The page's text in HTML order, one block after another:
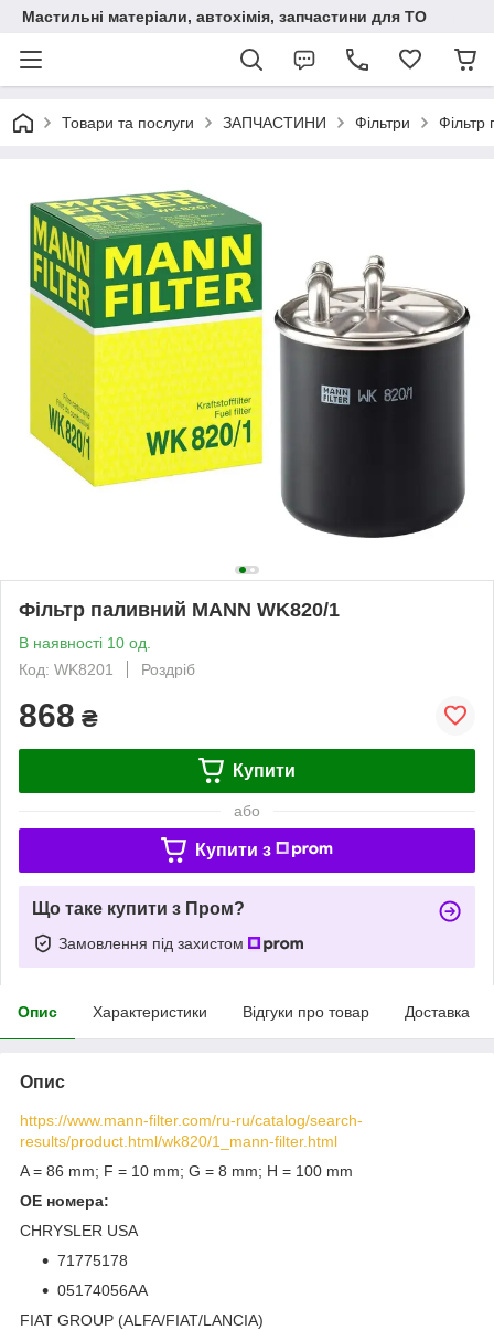
Мастильні матеріали, автохімія, запчастини для ТО
Товари та послуги ЗАПЧАСТИНИ Фільтри Фільтр
Фільтр паливний MANN WK820/1
В наявності 10 од.
Код: WK8201
Роздріб
868 ₴
Купити
або
Купити з
Що таке купити з Пром?
Замовлення під захистом
Опис Характеристики Відгуки про товар Доставка
Опис
https://www.mann-filter.com/ru-ru/catalog/search-
results/product.html/wk820/1_mann-filter.html
A = 86 mm; F = 10 mm; G = 8 mm; H = 100 mm
ОЕ номера:
CHRYSLER USA
71775178
05174056AA
FIAT GROUP (ALFA/FIAT/LANCIA)